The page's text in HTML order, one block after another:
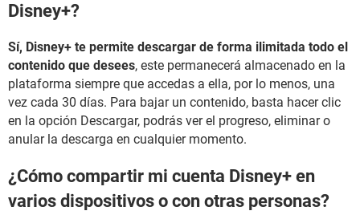
Disney+?
Sí, Disney+ te permite descargar de forma ilimitada todo el
contenido que desees, este permanecerá almacenado en la
plataforma siempre que accedas a ella, por lo menos, una
vez cada 30 días. Para bajar un contenido, basta hacer clic
en la opción Descargar, podrás ver el progreso, eliminar o
anular la descarga en cualquier momento.
¿Cómo compartir mi cuenta Disney+ en
varios dispositivos o con otras personas?